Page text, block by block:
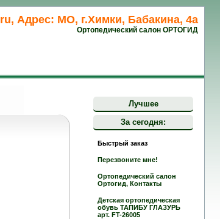
Адрес: МО, г.Химки, Бабакина, 4а
Ортопедический салон ОРТОГИД
Лучшее
За сегодня:
Быстрый заказ
Перезвоните мне!
Ортопедический салон
Ортогид, Контакты
Детская ортопедическая
обувь ТАПИБУ ГЛАЗУРЬ
арт. FT-26005